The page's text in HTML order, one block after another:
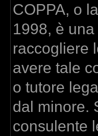
COPPA, o
1998, è
raccogliere
avere tale
o tutore
dal minore.
consulente